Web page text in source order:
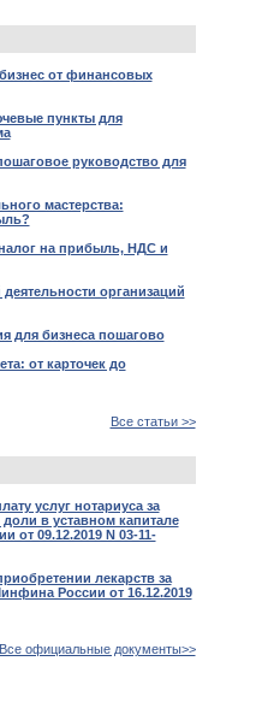
от финансовых
пункты для
руководство для
мастерства:
на прибыль, НДС и
организаций
для бизнеса пошагово
от карточек до
Все статьи >>
услуг нотариуса за
в уставном капитале
от 09.12.2019 N 03-11-
лекарств за
России от 16.12.2019
Все официальные документы>>